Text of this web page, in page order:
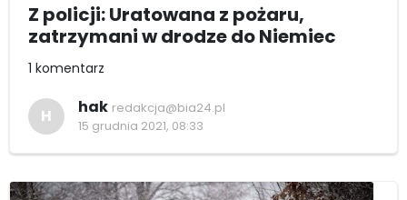
Z policji: Uratowana z pożaru,
zatrzymani w drodze do Niemiec
1 komentarz
H hak redakcja@bia24.pl
15 grudnia 2021, 08:33